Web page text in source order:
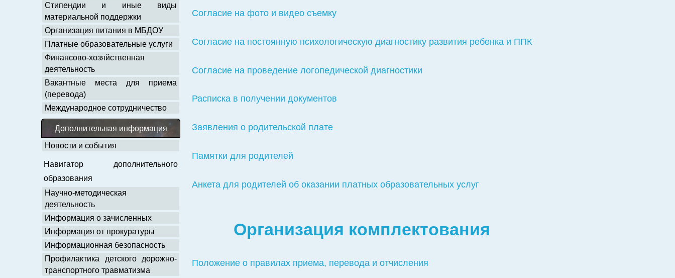
Согласие на фото и видео съемку
Согласие на постоянную психологическую диагностику развития ребенка и ППК
Согласие на проведение логопедической диагностики
Расписка в получении документов
Заявления о родительской плате
Памятки для родителей
Анкета для родителей об оказании платных образовательных услуг
Организация комплектования
Положение о правилах приема, перевода и отчисления
Стипендии и иные виды
материальной поддержки
Организация питания в МБДОУ
Платные образовательные услуги
Финансово-хозяйственная
деятельность
Вакантные места для приема
(перевода)
Международное сотрудничество
Дополнительная информация
Новости и события
Навигатор дополнительного
образования
Научно-методическая
деятельность
Информация о зачисленных
Информация от прокуратуры
Информационная безопасность
Профилактика детского дорожно-
транспортного травматизма